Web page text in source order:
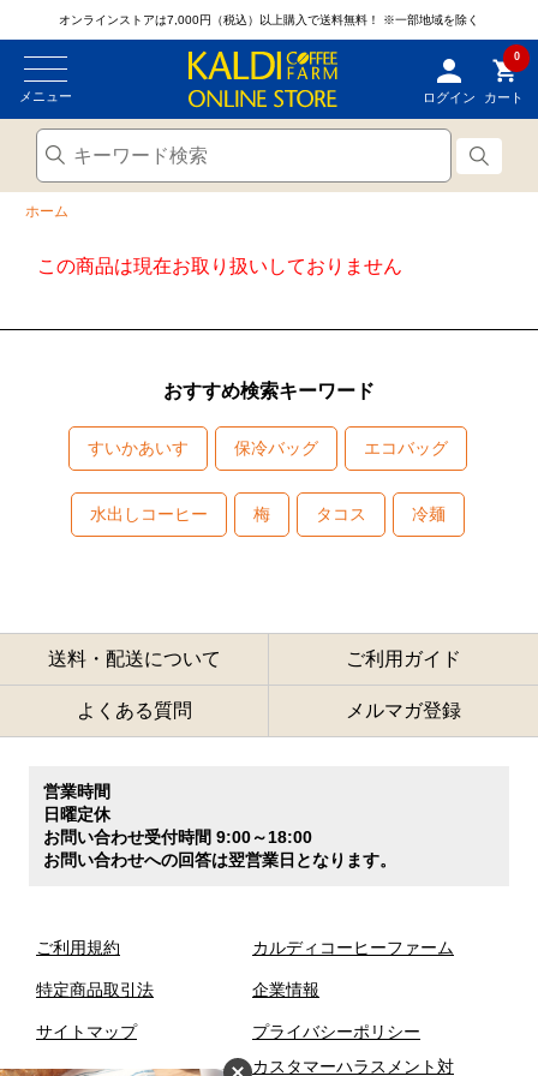
オンラインストアは7,000円（税込）以上購入で送料無料！ ※一部地域を除く
メニュー ログイン
0
カート
ホーム
この商品は現在お取り扱いしておりません
おすすめ検索キーワード
すいかあいす 保冷バッグ エコバッグ
水出しコーヒー 梅 タコス 冷麺
送料・配送について ご利用ガイド
よくある質問 メルマガ登録
営業時間
日曜定休
お問い合わせ受付時間 9:00～18:00
お問い合わせへの回答は翌営業日となります。
ご利用規約
特定商品取引法
サイトマップ
カルディコーヒーファーム
企業情報
プライバシーポリシー
カスタマーハラスメント対